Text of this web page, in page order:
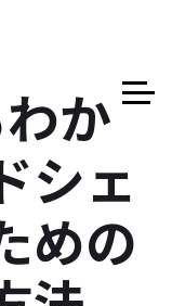
か
シェ
めの